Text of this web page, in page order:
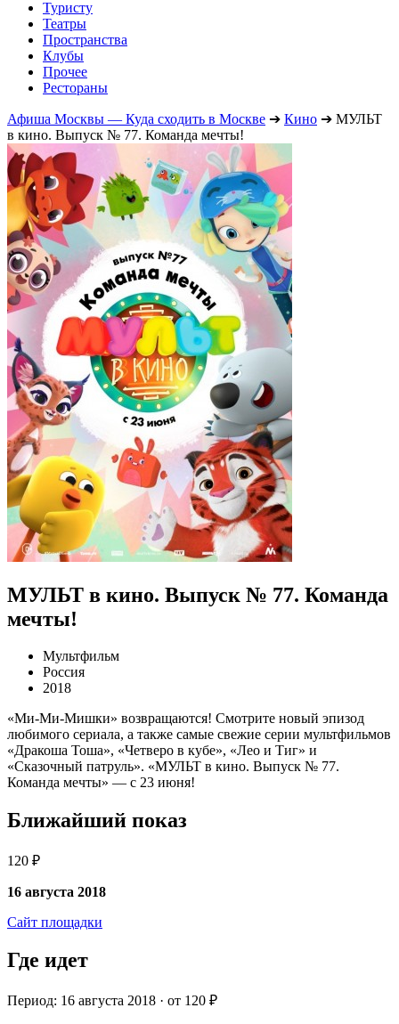
Туристу
Театры
Пространства
Клубы
Прочее
Рестораны
Афиша Москвы — Куда сходить в Москве ➔ Кино ➔ МУЛЬТ
в кино. Выпуск № 77. Команда мечты!
МУЛЬТ в кино. Выпуск № 77. Команда
мечты!
Мультфильм
Россия
2018
«Ми-Ми-Мишки» возвращаются! Смотрите новый эпизод
любимого сериала, а также самые свежие серии мультфильмов
«Дракоша Тоша», «Четверо в кубе», «Лео и Тиг» и
«Сказочный патруль». «МУЛЬТ в кино. Выпуск № 77.
Команда мечты» — с 23 июня!
Ближайший показ
120 ₽
16 августа 2018
Сайт площадки
Где идет
Период: 16 августа 2018 · от 120 ₽